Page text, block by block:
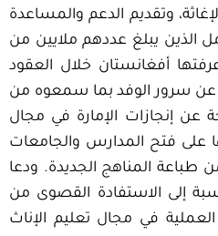
وتقديم الدعم والمساعدة
الذين يبلغ عددهم ملايين من
أفغانستان خلال العقود
عن سرور الوفد بما سمعوه من
إنجازات الإمارة في مجال
على فتح المدارس والجامعات
من طباعة المناهج الجديدة. ودعا
إلى الاستفادة القصوى من
العملية في مجال تعليم الإناث